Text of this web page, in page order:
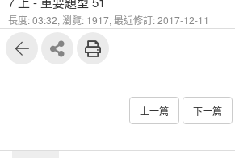
長度: 03:32, 瀏覽: 1917, 最近修訂: 2017-12-11
上一篇 下一篇